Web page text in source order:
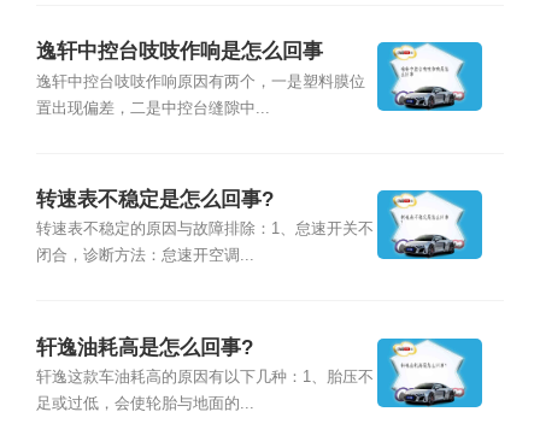
逸轩中控台吱吱作响是怎么回事
逸轩中控台吱吱作响原因有两个，一是塑料膜位
置出现偏差，二是中控台缝隙中...
转速表不稳定是怎么回事?
转速表不稳定的原因与故障排除：1、怠速开关不
闭合，诊断方法：怠速开空调...
轩逸油耗高是怎么回事?
轩逸这款车油耗高的原因有以下几种：1、胎压不
足或过低，会使轮胎与地面的...